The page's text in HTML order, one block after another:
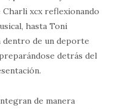
xcx reflexionando
hasta Toni
de un deporte
detrás del
de manera